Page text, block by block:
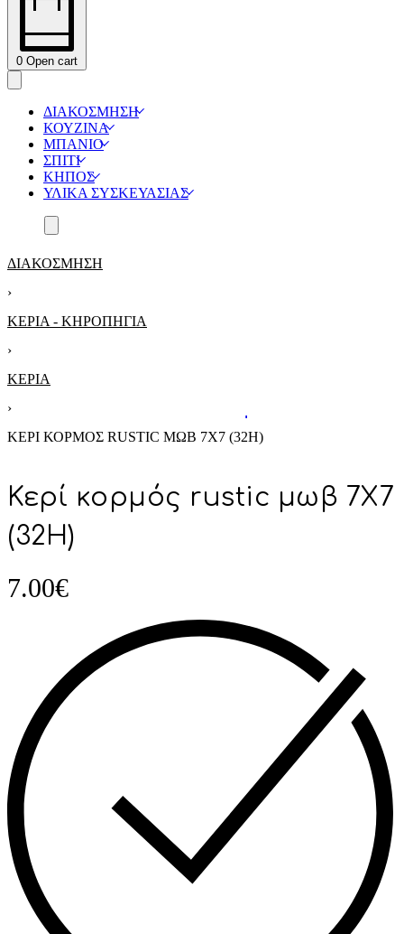
0 Open cart
ΔΙΑΚΟΣΜΗΣΗ
ΚΟΥΖΙΝΑ
ΜΠΑΝΙΟ
ΣΠΙΤΙ
ΚΗΠΟΣ
ΥΛΙΚΑ ΣΥΣΚΕΥΑΣΙΑΣ
ΔΙΑΚΟΣΜΗΣΗ
›
ΚΕΡΙΑ - ΚΗΡΟΠΗΓΙΑ
›
ΚΕΡΙΆ
›
ΚΕΡΊ ΚΟΡΜΌΣ RUSTIC ΜΩΒ 7Χ7 (32Η)
Κερί κορμός rustic μωβ 7Χ7
(32Η)
7.00€